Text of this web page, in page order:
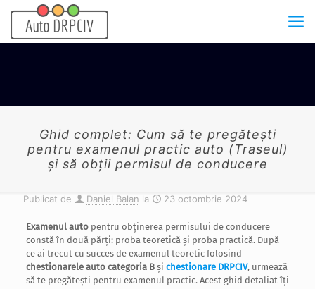
Ghid complet: Cum să te pregătești
pentru examenul practic auto (Traseul)
și să obții permisul de conducere
Publicat de Daniel Balan la 23 octombrie 2024
Examenul autopentru obținerea permisului de conducere
constă în două părți: proba teoretică și proba practică. După
ce ai trecut cu succes de examenul teoretic folosind
chestionarele auto categoria Bși chestionare DRPCIV, urmează
să te pregătești pentru examenul practic. Acest ghid detaliat îți